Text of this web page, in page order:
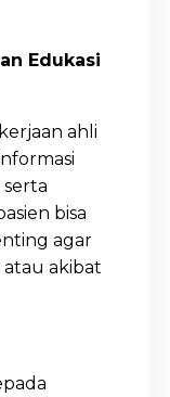
Edukasi
ahli
bisa
agar
akibat